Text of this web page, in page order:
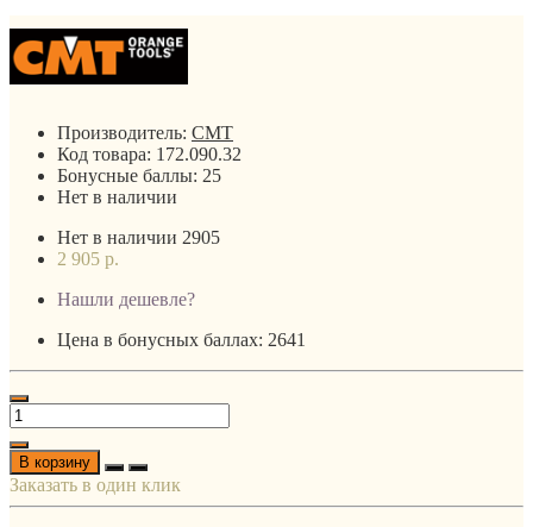
Производитель: CMT
Код товара: 172.090.32
Бонусные баллы: 25
Нет в наличии
Нет в наличии 2905
2 905 р.
Нашли дешевле?
Цена в бонусных баллах: 2641
В корзину
Заказать в один клик